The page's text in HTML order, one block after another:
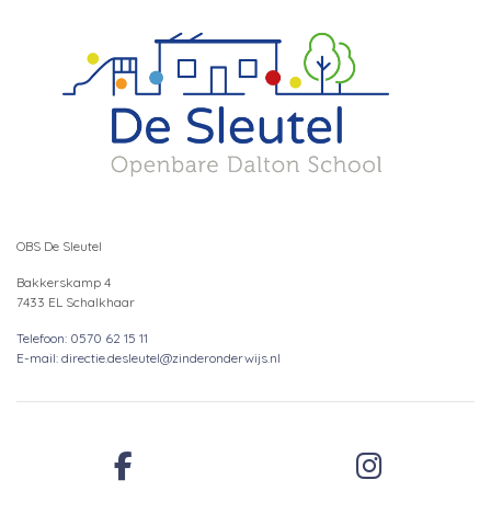
OBS De Sleutel
Bakkerskamp 4
7433 EL Schalkhaar
Telefoon: 0570 62 15 11
E-mail: directie.desleutel@zinderonderwijs.nl